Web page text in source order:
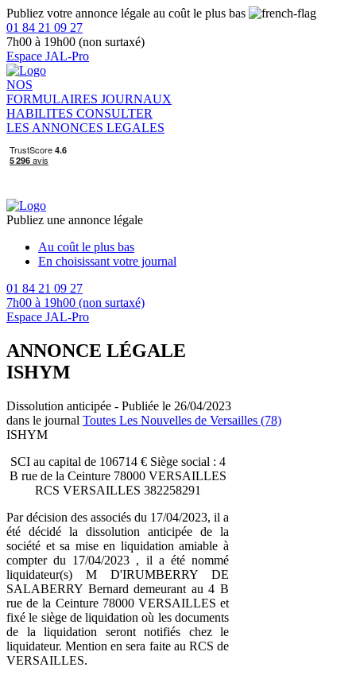
Publiez votre annonce légale au coût le plus bas
01 84 21 09 27
7h00 à 19h00 (non surtaxé)
Espace JAL-Pro
NOS
FORMULAIRES JOURNAUX
HABILITES CONSULTER
LES ANNONCES LEGALES
Publiez une annonce légale
Au coût le plus bas
En choisissant votre journal
01 84 21 09 27
7h00 à 19h00 (non surtaxé)
Espace JAL-Pro
ANNONCE LÉGALE
ISHYM
Dissolution anticipée - Publiée le 26/04/2023
dans le journal Toutes Les Nouvelles de Versailles (78)
ISHYM
SCI au capital de 106714 € Siège social : 4
B rue de la Ceinture 78000 VERSAILLES
RCS VERSAILLES 382258291
Par décision des associés du 17/04/2023, il a
été décidé la dissolution anticipée de la
société et sa mise en liquidation amiable à
compter du 17/04/2023 , il a été nommé
liquidateur(s) M D'IRUMBERRY DE
SALABERRY Bernard demeurant au 4 B
rue de la Ceinture 78000 VERSAILLES et
fixé le siège de liquidation où les documents
de la liquidation seront notifiés chez le
liquidateur. Mention en sera faite au RCS de
VERSAILLES.